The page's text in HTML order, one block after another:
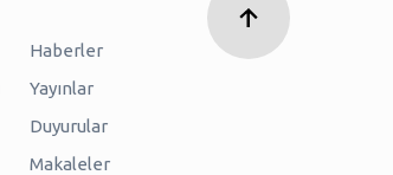
Haberler
Yayınlar
Duyurular
Makaleler